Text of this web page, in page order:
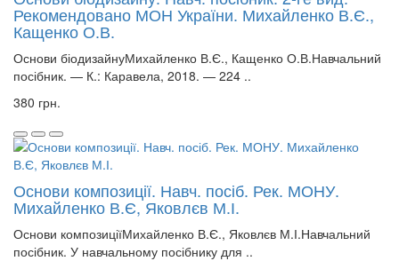
Рекомендовано МОН України. Михайленко В.Є.,
Кащенко О.В.
Основи біодизайнуМихайленко В.Є., Кащенко О.В.Навчальний
посібник. — К.: Каравела, 2018. — 224 ..
380 грн.
Основи композиції. Навч. посіб. Рек. МОНУ.
Михайленко В.Є, Яковлєв М.І.
Основи композиціїМихайленко В.Є., Яковлєв М.І.Навчальний
посібник. У навчальному посібнику для ..